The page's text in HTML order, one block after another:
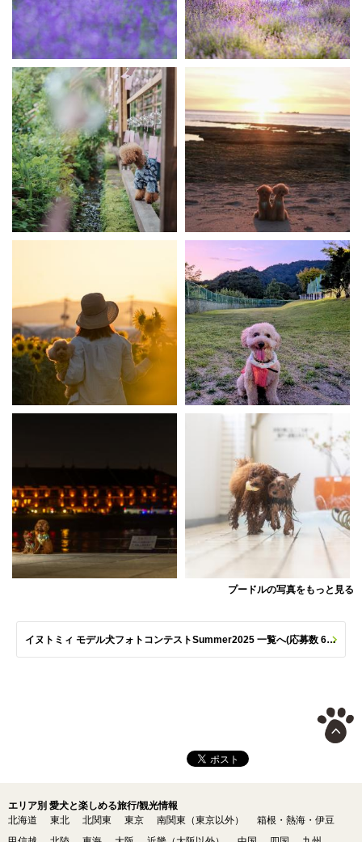
プードルの写真をもっと見る
イヌトミィ モデル犬フォトコンテストSummer2025 一覧へ(応募数 651枚)
エリア別 愛犬と楽しめる旅行/観光情報
北海道
東北 北関東 東京 南関東（東京以外）
箱根・熱海・伊豆